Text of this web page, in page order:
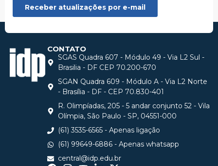
CONTATO
SGAS Quadra 607 - Módulo 49 - Via L2 Sul -
Brasilia - DF CEP 70.200-670
SGAN Quadra 609 - Módulo A - Via L2 Norte
- Brasília - DF - CEP 70.830-401
R. Olimpíadas, 205 - 5 andar conjunto 52 - Vila
Olímpia, São Paulo - SP, 04551-000
(61) 3535-6565 - Apenas ligação
(61) 99649-6886 - Apenas whatsapp
central@idp.edu.br